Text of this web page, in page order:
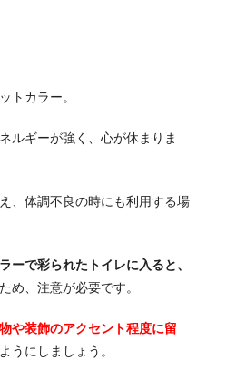
トカラー。
ルギーが強く、心が休まりま
、体調不良の時にも利用する場
ーで彩られたトイレに入ると、
ため、注意が必要です。
や装飾のアクセント程度に留
ようにしましょう。